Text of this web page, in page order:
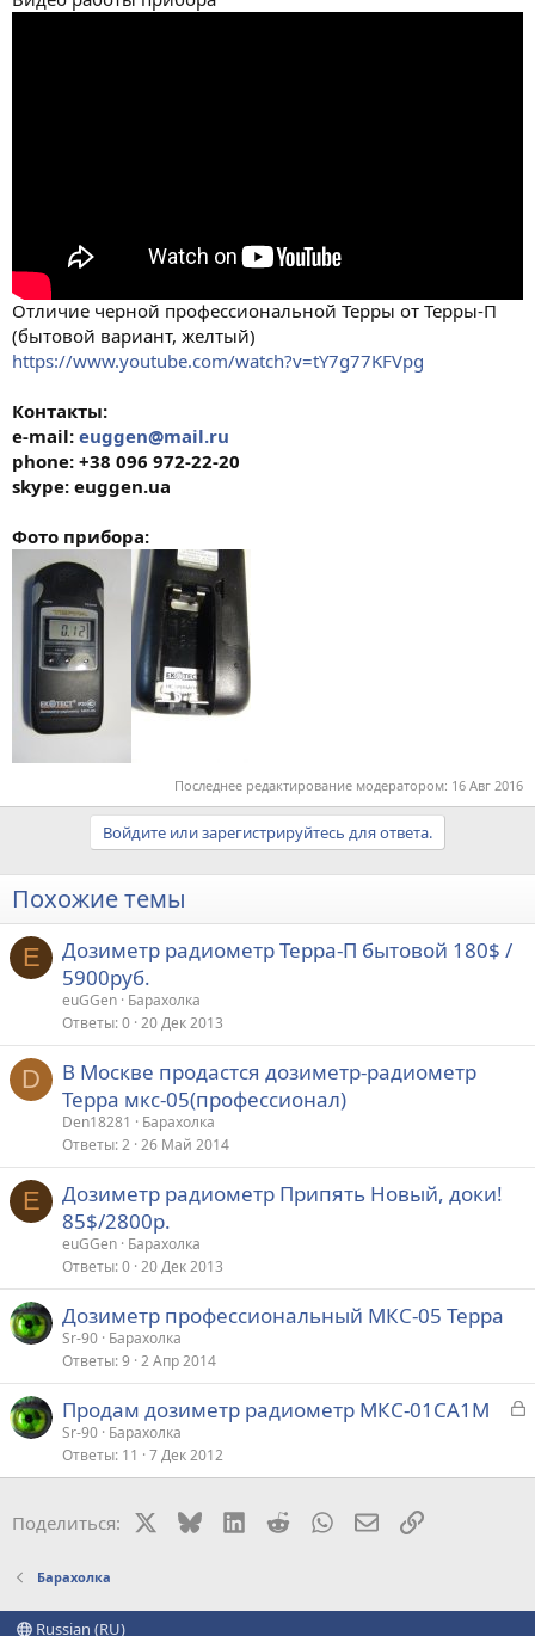
Отличие черной профессиональной Терры от Терры-П
(бытовой вариант, желтый)
https://www.youtube.com/watch?v=tY7g77KFVpg
Контакты:
e-mail: euggen@mail.ru
phone: +38 096 972-22-20
skype: euggen.ua
Фото прибора:
Последнее редактирование модератором: 16 Авг 2016
Войдите или зарегистрируйтесь для ответа.
Похожие темы
E
Дозиметр радиометр Терра-П бытовой 180$ /
5900руб.
euGGen Барахолка
Ответы 0 20 Дек 2013
D
В Москве продастся дозиметр-радиометр
Терра мкс-05(профессионал)
Den18281
Барахолка
Ответы 2 26 Май 2014
E
Дозиметр радиометр Припять Новый, доки!
85$/2800р.
euGGen Барахолка
Ответы 0 20 Дек 2013
Дозиметр профессиональный МКС-05 Терра
Sr-90 Барахолка
Ответы 9 2 Апр 2014
З
р
Продам дозиметр радиометр МКС-01СА1М
Sr-90 Барахолка
Ответы 11 7 Дек 2012
Поделиться: BlueskyLinkedIn
RedditWhatsAppЭлектронная
Ссылка
Барахолка
Russian (RU)